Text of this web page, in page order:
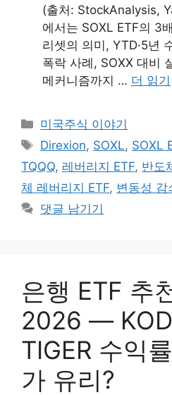
(출처: StockAnalysis,
에서는 SOXL ETF의 3
리셋의 의미, YTD·5년
폭락 사례, SOXX 대비
메커니즘까지 … 더 읽기
카
테
리
미국주식 이야기
태
그
Direxion, SOXL, SOXL
TQQQ, 레버리지 ETF, 반도
체 레버리지 ETF, 변동성 감
댓글 남기기
은행 ETF 추
2026 —
TIGER 수익
가 유리?